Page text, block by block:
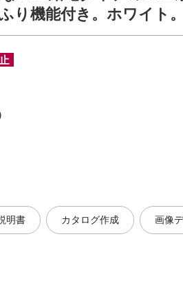
り機能付き。ホワイト。
明書 カタログ作成 画像